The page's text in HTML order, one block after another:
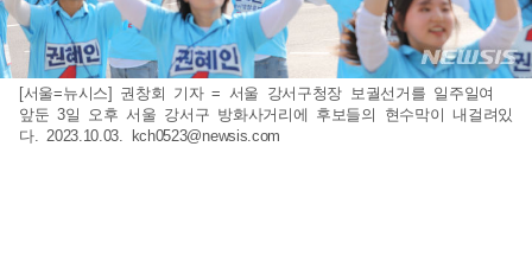
[서울=뉴시스] 권창회 기자 = 서울 강서구청장 보궐선거를 일주일여
앞둔 3일 오후 서울 강서구 방화사거리에 후보들의 현수막이 내걸려있
다. 2023.10.03.
kch0523@newsis.com